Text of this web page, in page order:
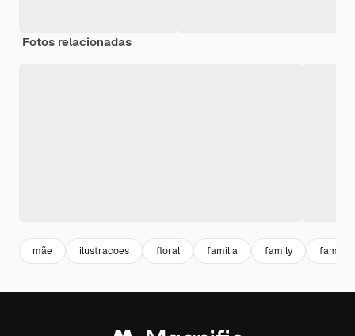
Fotos relacionadas
mãe ilustracoes floral familia family familia